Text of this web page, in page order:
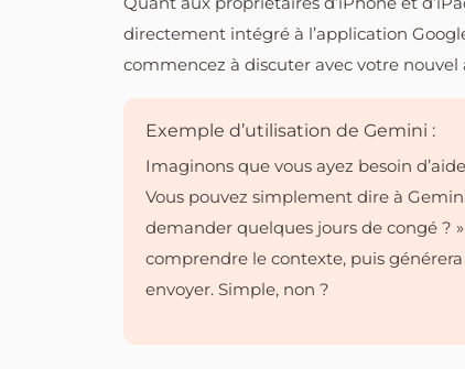
directement intégré à l’application
commencez à discuter avec votre
Exemple d’utilisation de Gemini :
Imaginons que vous ayez besoin
Vous pouvez simplement dire à
demander quelques jours de congé ?
comprendre le contexte, puis
envoyer. Simple, non ?